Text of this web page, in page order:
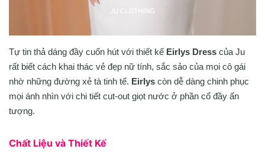
Tự tin thả dáng đầy cuốn hút với thiết kế Eirlys Dress của Ju
rất biết cách khai thác vẻ đẹp nữ tính, sắc sảo của mọi cô gái
nhờ những đường xẻ tà tinh tế. Eirlys còn dễ dàng chinh phục
mọi ánh nhìn với chi tiết cut-out giọt nước ở phần cổ đầy ấn
tượng.
Chất Liệu và Thiết Kế